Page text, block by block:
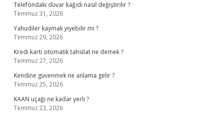
Telefondaki duvar kağıdı nasıl değiştirilir ?
Temmuz 31, 2026
Yahudiler kaymak yiyebilir mi ?
Temmuz 29, 2026
Kredi kartı otomatik tahsilat ne demek ?
Temmuz 27, 2026
Kendine güvenmek ne anlama gelir ?
Temmuz 25, 2026
KAAN uçağı ne kadar yerli ?
Temmuz 23, 2026